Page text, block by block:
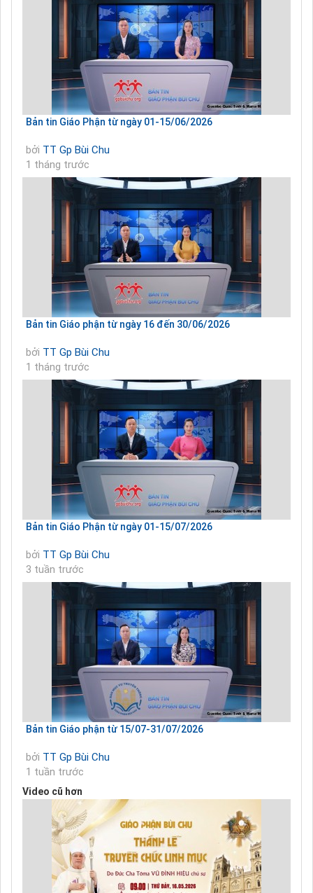
Bản tin Giáo Phận từ ngày 01-15/06/2026
bởi TT Gp Bùi Chu
1 tháng trước
Bản tin Giáo phận từ ngày 16 đến 30/06/2026
bởi TT Gp Bùi Chu
1 tháng trước
Bản tin Giáo Phận từ ngày 01-15/07/2026
bởi TT Gp Bùi Chu
3 tuần trước
Bản tin Giáo phận từ 15/07-31/07/2026
bởi TT Gp Bùi Chu
1 tuần trước
Video cũ hơn